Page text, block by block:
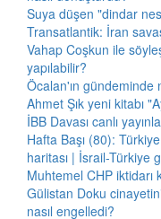
Suya düşen "dindar
Transatlantik: İran
Vahap Coşkun ile
yapılabilir?
Öcalan'ın gündeminde
Ahmet Şık yeni kitabı
İBB Davası canlı
Hafta Başı (80):
haritası | İsrail-Türkiye
Muhtemel CHP iktidarı
Gülistan Doku
nasıl engelledi?